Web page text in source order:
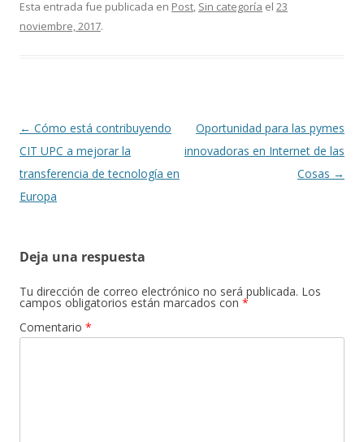
Esta entrada fue publicada en Post Sin categoría el 23
noviembre, 2017.
Navegación
de
entradas
← Cómo está contribuyendo
CIT UPC a mejorar la
transferencia de tecnología en
Europa
Oportunidad para las pymes
innovadoras en Internet de las
Cosas →
Deja una respuesta
Tu dirección de correo electrónico no será publicada. Los
campos obligatorios están marcados con *
Comentario *